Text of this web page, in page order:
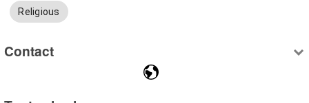
Religious
Contact